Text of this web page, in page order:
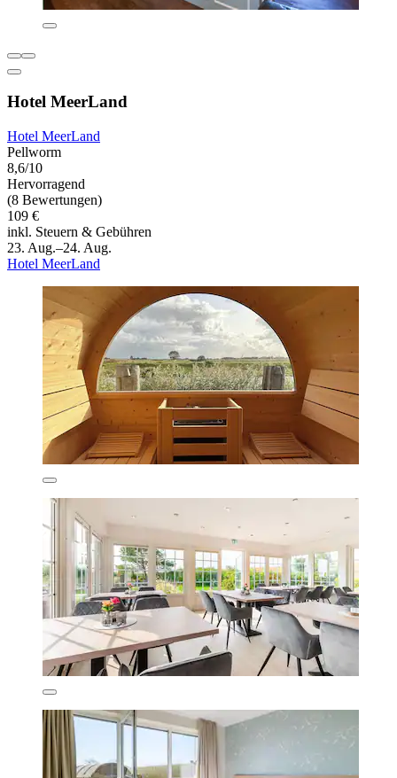
Hotel MeerLand
Hotel MeerLand
Pellworm
8,6/10
Hervorragend
(8 Bewertungen)
109 €
inkl. Steuern & Gebühren
23. Aug.–24. Aug.
Hotel MeerLand